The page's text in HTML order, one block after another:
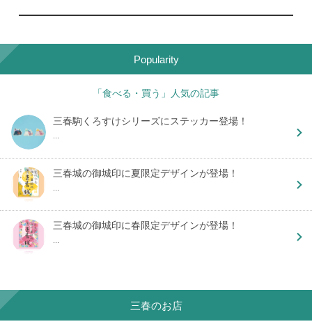
Popularity
「食べる・買う」人気の記事
三春駒くろすけシリーズにステッカー登場！
三春城の御城印に夏限定デザインが登場！
三春城の御城印に春限定デザインが登場！
三春のお店